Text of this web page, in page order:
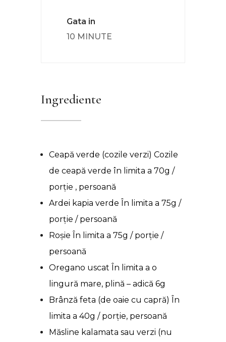
Gata in
10 MINUTE
Ingrediente
Ceapă verde (cozile verzi) Cozile
de ceapă verde în limita a 70g /
porție , persoană
Ardei kapia verde În limita a 75g /
porție / persoană
Roșie În limita a 75g / porție /
persoană
Oregano uscat În limita a o
lingură mare, plină – adică 6g
Brânză feta (de oaie cu capră) În
limita a 40g / porție, persoană
Măsline kalamata sau verzi (nu